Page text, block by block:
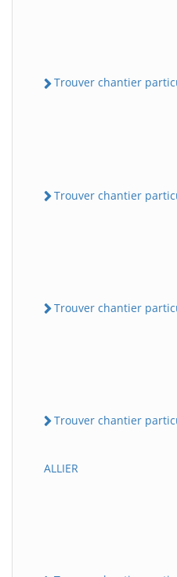
Trouver chantier
Trouver chantier
Trouver chantier
Trouver chantier
ALLIER